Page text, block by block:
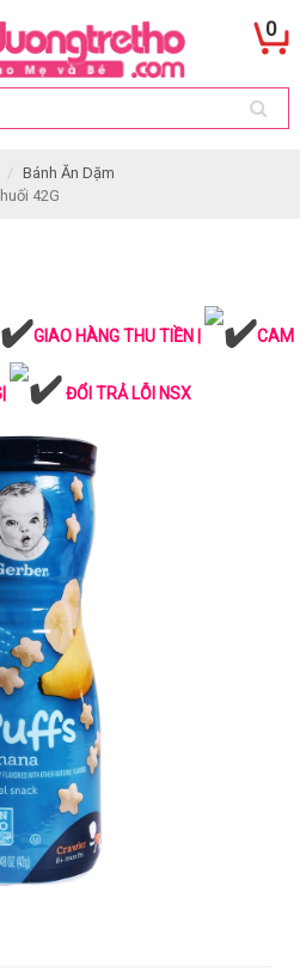
0
Bánh Ăn Dặm
42G
GIAO HÀNG THU TIỀN | CAM
ĐỔI TRẢ LỖI NSX